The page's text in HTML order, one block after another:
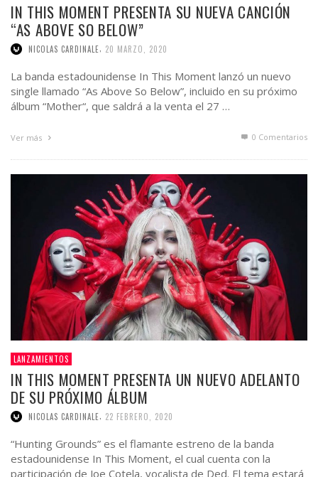
IN THIS MOMENT PRESENTA SU NUEVA CANCIÓN
“AS ABOVE SO BELOW”
NICOLAS CARDINALE 20 MARZO, 2020
La banda estadounidense In This Moment lanzó un nuevo
single llamado “As Above So Below”, incluido en su próximo
álbum “Mother“, que saldrá a la venta el 27 …
Ver más 0 Comentarios
LANZAMIENTOS
IN THIS MOMENT PRESENTA UN NUEVO ADELANTO
DE SU PRÓXIMO ÁLBUM
NICOLAS CARDINALE 22 FEBRERO, 2020
“Hunting Grounds” es el flamante estreno de la banda
estadounidense In This Moment, el cual cuenta con la
participación de Joe Cotela, vocalista de Ded. El tema estará